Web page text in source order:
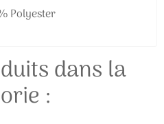
Polyester
dans la
: